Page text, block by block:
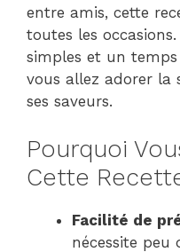
entre amis, cette
toutes les
simples et un
vous allez adorer la
ses saveurs.
Pourquoi
Cette
Facilité de
nécessite peu